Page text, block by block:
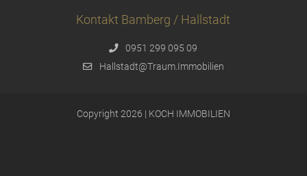
Kontakt Bamberg / Hallstadt
0951 299 095 09
Hallstadt@Traum.Immobilien
Copyright 2026 | KOCH IMMOBILIEN